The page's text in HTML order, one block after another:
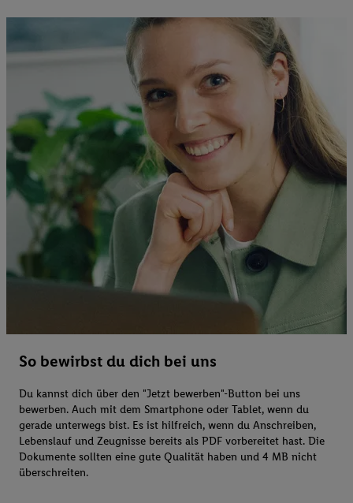
So bewirbst du dich bei uns
Du kannst dich über den "Jetzt bewerben"-Button bei uns
bewerben. Auch mit dem Smartphone oder Tablet, wenn du
gerade unterwegs bist. Es ist hilfreich, wenn du Anschreiben,
Lebenslauf und Zeugnisse bereits als PDF vorbereitet hast. Die
Dokumente sollten eine gute Qualität haben und 4 MB nicht
überschreiten.